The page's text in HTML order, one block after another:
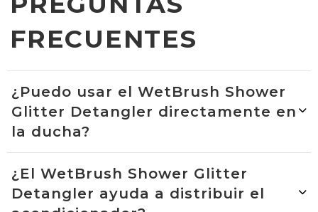
húmedos.
FRECUENTES
¿Puedo usar el WetBrush Shower
Glitter Detangler directamente en
la ducha?
¿El WetBrush Shower Glitter
Detangler ayuda a distribuir el